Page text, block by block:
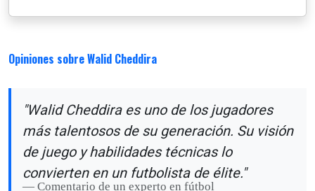
Opiniones sobre Walid Cheddira
"Walid Cheddira es uno de los jugadores
más talentosos de su generación. Su visión
de juego y habilidades técnicas lo
convierten en un futbolista de élite."
Comentario de un experto en fútbol